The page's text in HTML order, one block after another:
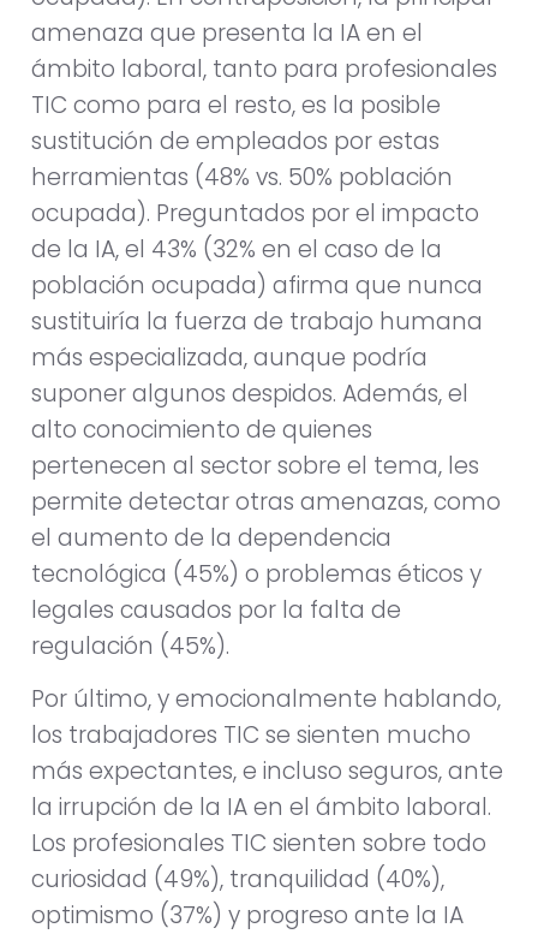
amenaza que presenta la IA en el
ámbito laboral, tanto para profesionales
TIC como para el resto, es la posible
sustitución de empleados por estas
herramientas (48% vs. 50% población
ocupada). Preguntados por el impacto
de la IA, el 43% (32% en el caso de la
población ocupada) afirma que nunca
sustituiría la fuerza de trabajo humana
más especializada, aunque podría
suponer algunos despidos. Además, el
alto conocimiento de quienes
pertenecen al sector sobre el tema, les
permite detectar otras amenazas, como
el aumento de la dependencia
tecnológica (45%) o problemas éticos y
legales causados por la falta de
regulación (45%).
Por último, y emocionalmente hablando,
los trabajadores TIC se sienten mucho
más expectantes, e incluso seguros, ante
la irrupción de la IA en el ámbito laboral.
Los profesionales TIC sienten sobre todo
curiosidad (49%), tranquilidad (40%),
optimismo (37%) y progreso ante la IA